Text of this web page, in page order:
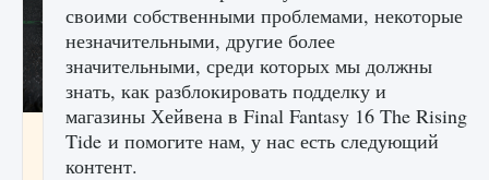
лицензии, лиги, команды и стадионы в EA
FC 25
своими собственными проблемами, некоторые
незначительными, другие более
значительными, среди которых мы должны
знать, как разблокировать подделку и
магазины Хейвена в Final Fantasy 16 The Rising
Tide и помогите нам, у нас есть следующий
контент.